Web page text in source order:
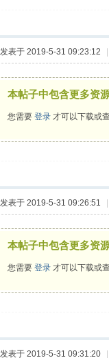
发表于 2019-5-31 09:23:12 |
本帖子中包含更多资
您需要登录 才可以下载或
发表于 2019-5-31 09:26:51 |
本帖子中包含更多资
您需要登录 才可以下载或
发表于 2019-5-31 09:31:20 |